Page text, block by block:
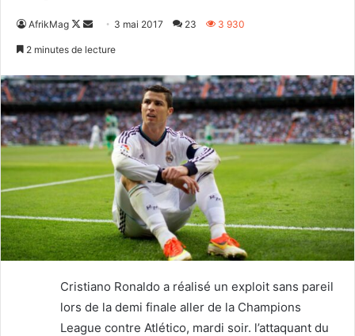
AfrikMag
Follow
Envoyer3 mai 2017 23 3 930
2 minutes de lecture
Cristiano Ronaldo a réalisé un exploit sans pareil
lors de la demi finale aller de la Champions
League contre Atlético, mardi soir. l’attaquant du